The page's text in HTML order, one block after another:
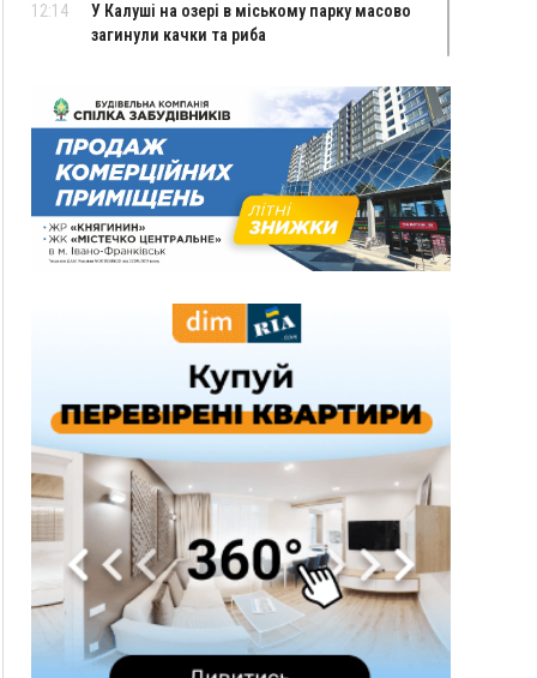
12:14
У Калуші на озері в міському парку масово
загинули качки та риба
600 тисяч за переправлення чоловіків до
Румунії
10:49
На Прикарпатті через негоду сталися аварійні
вимкнення світла
10:43
За змову на тендері для Долинської лікарні
двох підприємців оштрафували на 272 тисячі
гривень
Яремчанський суд виніс вирок чоловіку, який
за 8,5 тисяч
давньоруську вагову гирку XII–XIII століть
09:39
У Франківську медики провели серію
складних операцій на аорті
Вчора
22:22 ФОТО У Богородчанах на "зебрі" водій Audi
наїхав на хлопчика з велосипедом
Загальна площа всіх книгарень України - трохи
більше ніж 6 футбольних полів
20:47
На "зебрі" у Франківську два мотоциклісти
збили жінку
Прикарпаття серед лідерів за будівництвом